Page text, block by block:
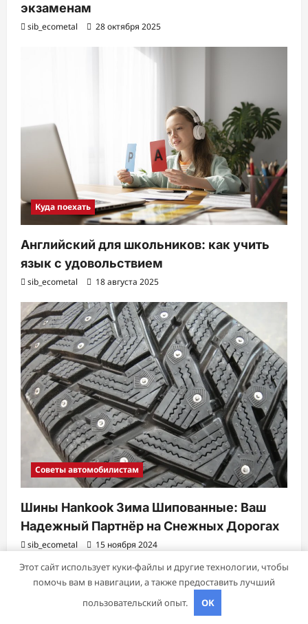
экзаменам
sib_ecometal 28 октября 2025
Куда поехать
Английский для школьников: как учить
язык с удовольствием
sib_ecometal 18 августа 2025
Советы автомобилистам
Шины Hankook Зима Шипованные: Ваш
Надежный Партнёр на Снежных Дорогах
sib_ecometal 15 ноября 2024
Авторское право © 2026 Все права зарезервированы.
ReviewNewsот AF themes.
Этот сайт использует куки-файлы и другие технологии, чтобы
помочь вам в навигации, а также предоставить лучший
пользовательский опыт.
OK